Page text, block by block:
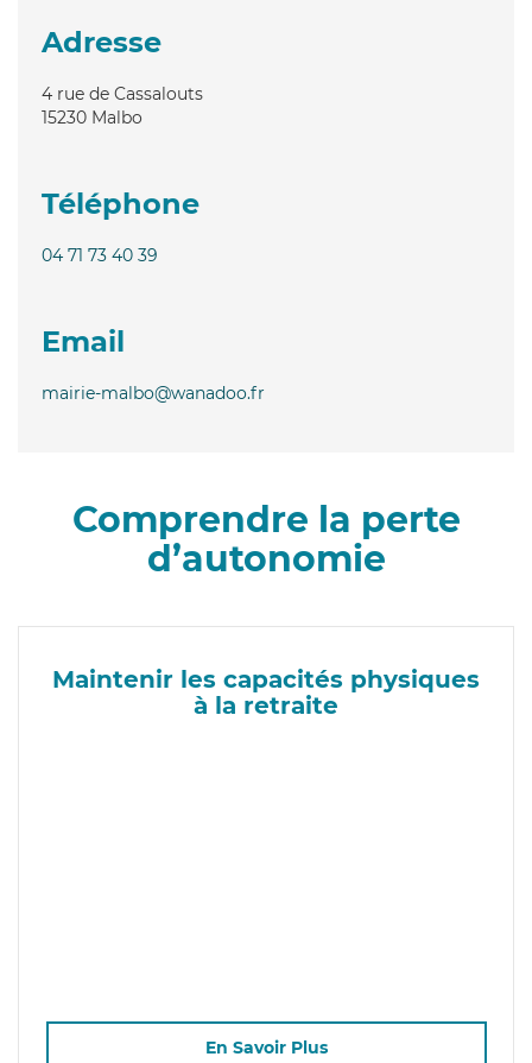
Adresse
4 rue de Cassalouts
15230 Malbo
Téléphone
04 71 73 40 39
Email
mairie-malbo@wanadoo.fr
Comprendre la perte
d’autonomie
Maintenir les capacités physiques
à la retraite
En Savoir Plus